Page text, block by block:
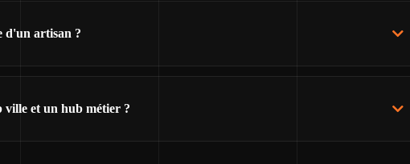
d'un artisan ?
et un hub métier ?